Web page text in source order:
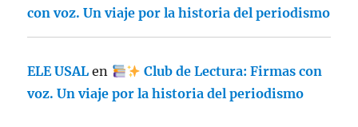
con voz. Un viaje por la historia del periodismo
ELE USAL en
Club de Lectura: Firmas con
voz. Un viaje por la historia del periodismo